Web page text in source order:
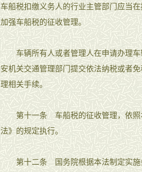
车船税扣缴义务人的行业主管部门应当
加强车船税的征收管理。
车辆所有人或者管理人在申请办理车
安机关交通管理部门提交依法纳税或者
理相关手续。
第十一条 车船税的征收管理，依照
法》的规定执行。
第十二条 国务院根据本法制定实施